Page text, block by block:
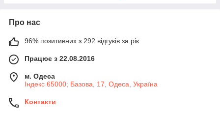
Про нас
96% позитивних з 292 відгуків за рік
Працює з 22.08.2016
м. Одеса
Індекс 65000; Базова, 17, Одеса, Україна
Контакти